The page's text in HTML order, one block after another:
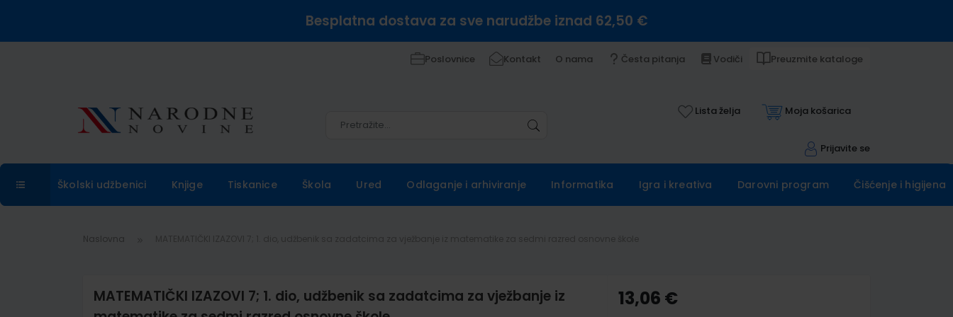
Besplatna dostava za sve narudžbe iznad 62,50 €
Poslovnice Kontakt O nama Česta pitanja Vodiči Preuzmite kataloge
Lista želja Moja košarica
Prijavite se
Školski udžbenici Knjige Tiskanice Škola Ured Odlaganje i arhiviranje Informatika Igra i kreativa Darovni program Čišćenje i higijena
Naslovna
MATEMATIČKI IZAZOVI 7; 1. dio, udžbenik sa zadatcima za vježbanje iz
13,06 €